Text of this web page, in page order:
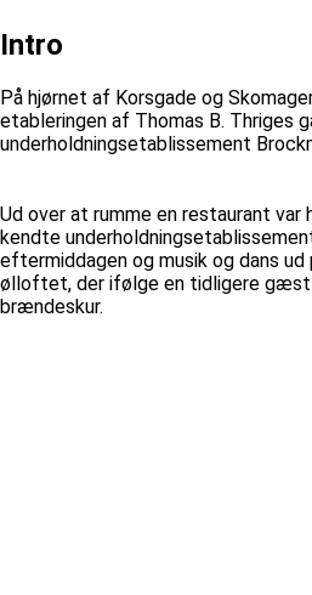
Intro
På hjørnet af Korsgade og
etableringen af Thomas B. Thriges
underholdningsetablissement
Ud over at rumme en restaurant
kendte
eftermiddagen og musik og dans ud
ølloftet, der ifølge en tidligere
brændeskur.